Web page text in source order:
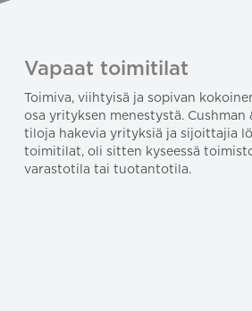
Vapaat toimitilat
Toimiva, viihtyisä ja sopivan
osa yrityksen menestystä. Cushman
tiloja hakevia yrityksiä ja sijoittajia
toimitilat, oli sitten kyseessä
varastotila tai tuotantotila.